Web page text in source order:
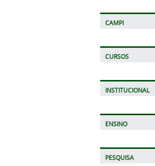
CAMPI
CURSOS
INSTITUCIONAL
ENSINO
PESQUISA